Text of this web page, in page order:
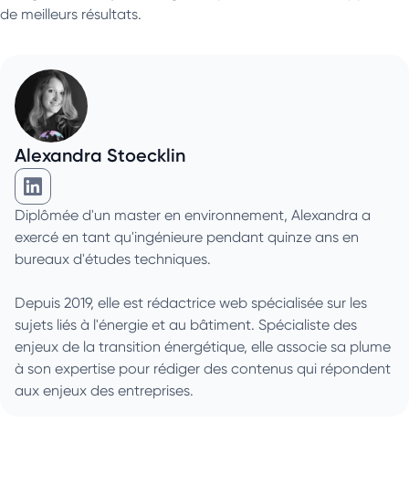
de meilleurs résultats.
Alexandra Stoecklin
Alexandra Stoecklin sur Linkedin
Diplômée d'un master en environnement, Alexandra a
exercé en tant qu'ingénieure pendant quinze ans en
bureaux d'études techniques.
Depuis 2019, elle est rédactrice web spécialisée sur les
sujets liés à l'énergie et au bâtiment. Spécialiste des
enjeux de la transition énergétique, elle associe sa plume
à son expertise pour rédiger des contenus qui répondent
aux enjeux des entreprises.